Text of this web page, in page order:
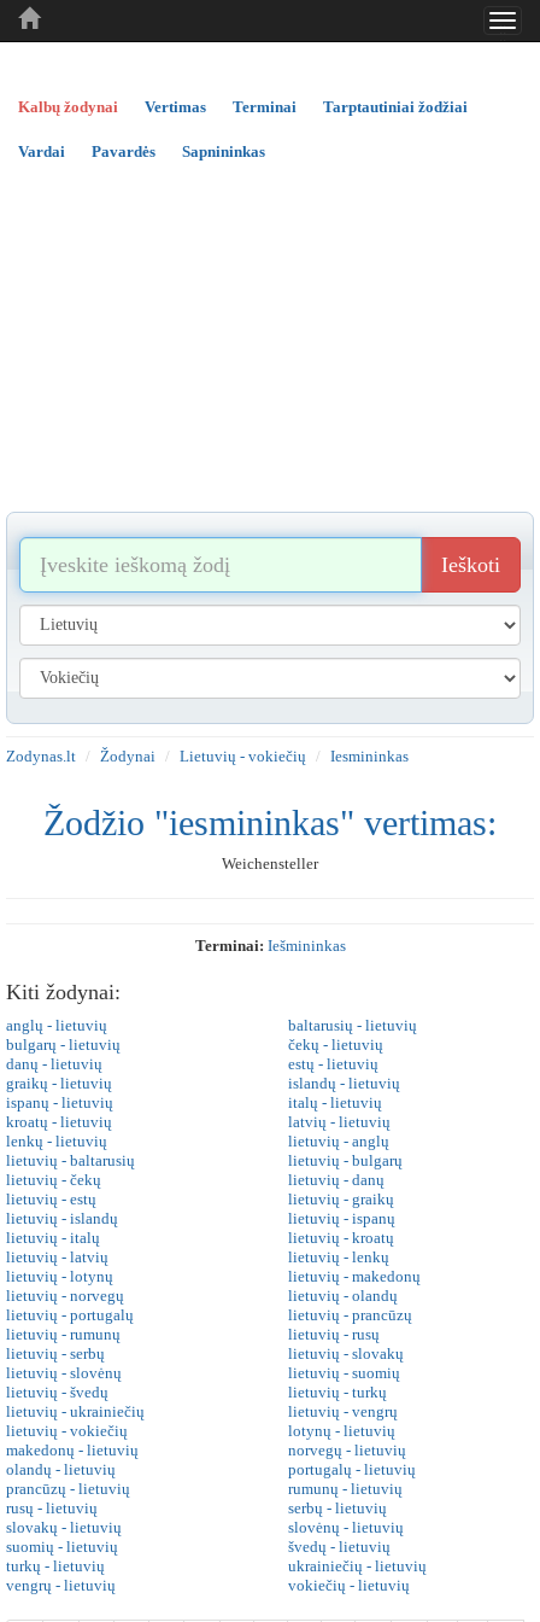
..
..
Kalbų žodynai Vertimas Terminai Tarptautiniai žodžiai
Vardai Pavardės Sapnininkas
Ieškoti
Zodynas.lt Žodynai Lietuvių - vokiečių Iesmininkas
Žodžio "iesmininkas" vertimas:
Weichensteller
Terminai: Iešmininkas
Kiti žodynai:
anglų - lietuvių
baltarusių - lietuvių
bulgarų - lietuvių
čekų - lietuvių
danų - lietuvių
estų - lietuvių
graikų - lietuvių
islandų - lietuvių
ispanų - lietuvių
italų - lietuvių
kroatų - lietuvių
latvių - lietuvių
lenkų - lietuvių
lietuvių - anglų
lietuvių - baltarusių
lietuvių - bulgarų
lietuvių - čekų
lietuvių - danų
lietuvių - estų
lietuvių - graikų
lietuvių - islandų
lietuvių - ispanų
lietuvių - italų
lietuvių - kroatų
lietuvių - latvių
lietuvių - lenkų
lietuvių - lotynų
lietuvių - makedonų
lietuvių - norvegų
lietuvių - olandų
lietuvių - portugalų
lietuvių - prancūzų
lietuvių - rumunų
lietuvių - rusų
lietuvių - serbų
lietuvių - slovakų
lietuvių - slovėnų
lietuvių - suomių
lietuvių - švedų
lietuvių - turkų
lietuvių - ukrainiečių
lietuvių - vengrų
lietuvių - vokiečių
lotynų - lietuvių
makedonų - lietuvių
norvegų - lietuvių
olandų - lietuvių
portugalų - lietuvių
prancūzų - lietuvių
rumunų - lietuvių
rusų - lietuvių
serbų - lietuvių
slovakų - lietuvių
slovėnų - lietuvių
suomių - lietuvių
švedų - lietuvių
turkų - lietuvių
ukrainiečių - lietuvių
vengrų - lietuvių
vokiečių - lietuvių